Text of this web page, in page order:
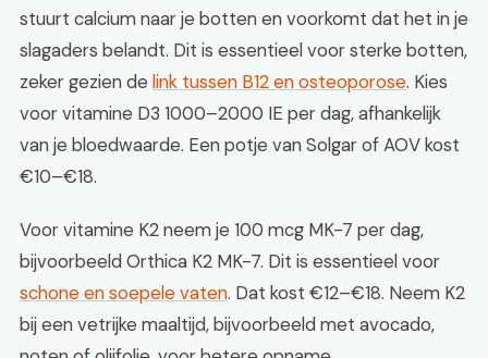
stuurt calcium naar je botten en voorkomt dat het in je
slagaders belandt. Dit is essentieel voor sterke botten,
zeker gezien de link tussen B12 en osteoporose. Kies
voor vitamine D3 1000–2000 IE per dag, afhankelijk
van je bloedwaarde. Een potje van Solgar of AOV kost
€10–€18.
Voor vitamine K2 neem je 100 mcg MK-7 per dag,
bijvoorbeeld Orthica K2 MK-7. Dit is essentieel voor
schone en soepele vaten. Dat kost €12–€18. Neem K2
bij een vetrijke maaltijd, bijvoorbeeld met avocado,